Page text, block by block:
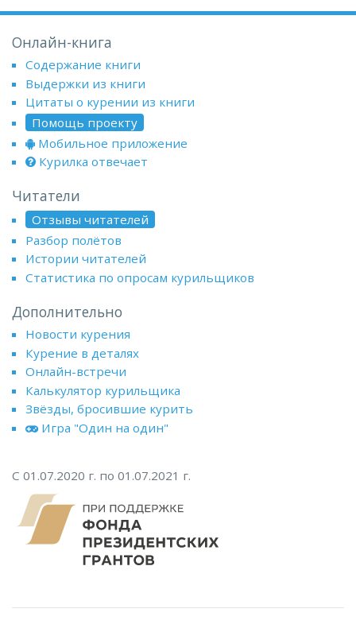
Онлайн-книга
Содержание книги
Выдержки из книги
Цитаты о курении из книги
Помощь проекту
Мобильное приложение
Курилка отвечает
Читатели
Отзывы читателей
Разбор полётов
Истории читателей
Статистика по опросам курильщиков
Дополнительно
Новости курения
Курение в деталях
Онлайн-встречи
Калькулятор курильщика
Звёзды, бросившие курить
Игра "Один на один"
С 01.07.2020 г. по 01.07.2021 г.